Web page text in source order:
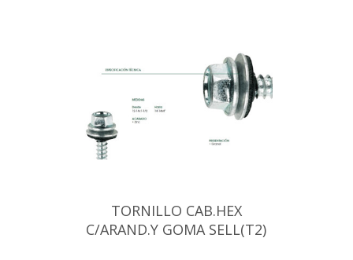
TORNILLO CAB.HEX
C/ARAND.Y GOMA SELL(T2)